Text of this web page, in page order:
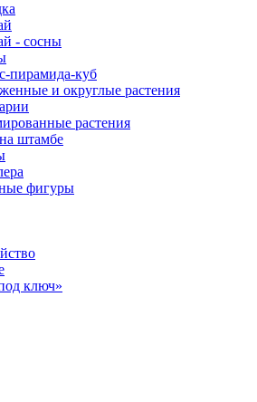
- сосны
пирамида-куб
и округлые растения
растения
штамбе
фигуры
ключ»